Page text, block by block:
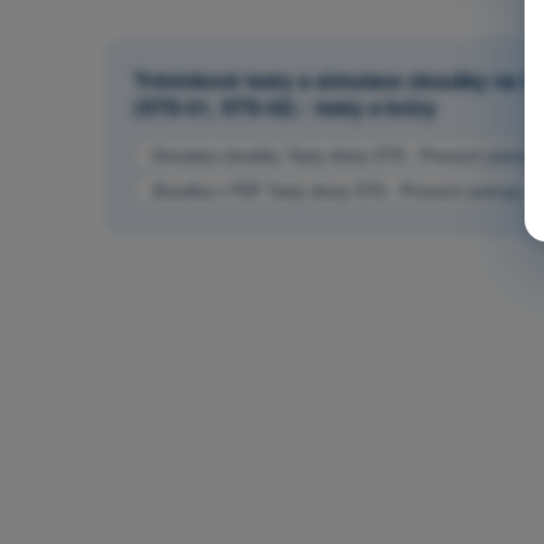
Tréninkové testy a simulace zkoušky na
(STS-01, STS-02) - testy a kvízy